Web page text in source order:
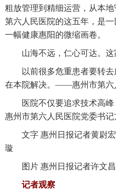
粗放管理到精细运营，从本
第六人民医院的这五年，是
一幅健康惠阳的微缩画卷。
山海不远，仁心可达。这
以前很多危重患者要转
在本院解决。 ——惠州市第六
医院不仅要追求技术高峰
惠州市第六人民医院党委书
文字 惠州日报记者黄尉宏
璇
图片 惠州日报记者许文昌
记者观察